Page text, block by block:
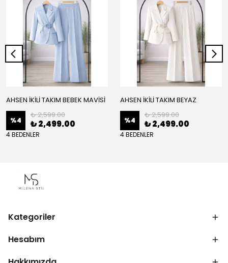
AHSEN İKİLİ TAKIM BEBEK MAVİSİ
%4
₺ 2,599.00
₺ 2,499.00
4 BEDENLER
AHSEN İKİLİ TAKIM BEYAZ
%4
₺ 2,599.00
₺ 2,499.00
4 BEDENLER
Kategoriler
Hesabım